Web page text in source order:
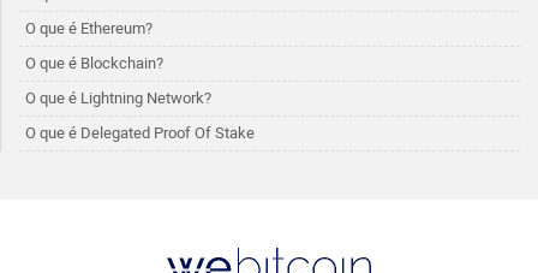
O que é Ethereum?
O que é Blockchain?
O que é Lightning Network?
O que é Delegated Proof Of Stake